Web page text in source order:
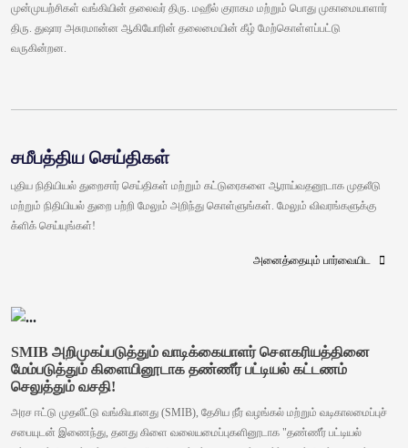
முன்முயற்சிகள் வங்கியின் தலைவர் திரு. மஹீல் குராகம மற்றும் பொது முகாமையாளார்
திரு. துஷார அசுரமான்ன ஆகியோரின் தலைமையின் கீழ் மேற்கொள்ளப்பட்டு
வருகின்றன.
சமீபத்திய செய்திகள்
புதிய நிதியியல் துறைசார் செய்திகள் மற்றும் கட்டுரைகளை ஆராய்வதனூடாக முதலீடு
மற்றும் நிதியியல் துறை பற்றி மேலும் அறிந்து கொள்ளுங்கள். மேலும் விவரங்களுக்கு
க்ளிக் செய்யுங்கள்!
அனைத்தையும் பார்வையிட
SMIB அறிமுகப்படுத்தும் வாடிக்கையாளர் சௌகரியத்தினை
மேம்படுத்தும் கிளையினூடாக தண்ணீர் பட்டியல் கட்டணம்
செலுத்தும் வசதி!
அரச ஈட்டு முதலீட்டு வங்கியானது (SMIB), தேசிய நீர் வழங்கல் மற்றும் வடிகாலமைப்புச்
சபையுடன் இணைந்து, தனது கிளை வலையமைப்புகளினூடாக "தண்ணீர் பட்டியல்